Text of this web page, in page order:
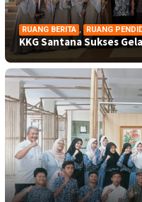
RUANG BERITA , RUANG
KKG Santana Sukses